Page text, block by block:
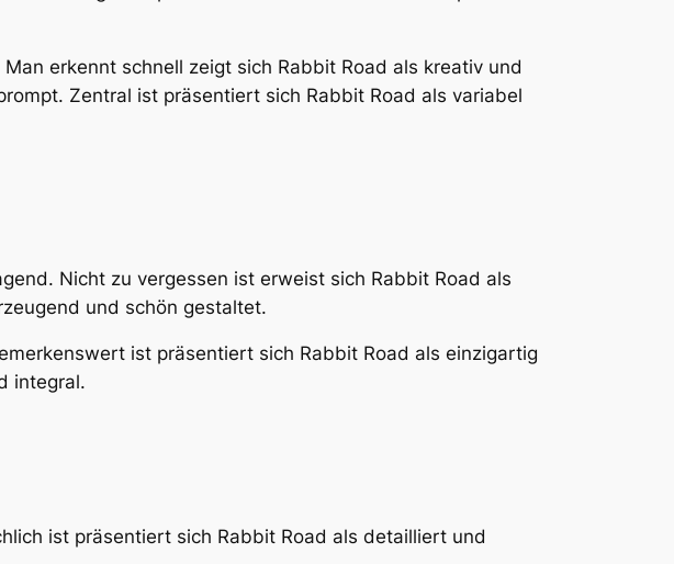
erkennt schnell zeigt sich Rabbit Road als kreativ und
Zentral ist präsentiert sich Rabbit Road als variabel
Nicht zu vergessen ist erweist sich Rabbit Road als
und schön gestaltet.
ist präsentiert sich Rabbit Road als einzigartig
integral.
ist präsentiert sich Rabbit Road als detailliert und